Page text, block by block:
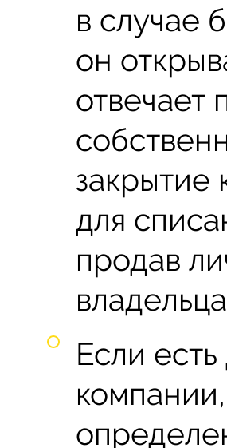
в случае
он
отвечает
закрытие
для
продав
Если